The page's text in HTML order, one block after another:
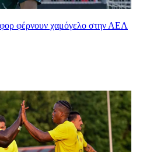
φέρνουν χαμόγελο στην ΑΕΛ